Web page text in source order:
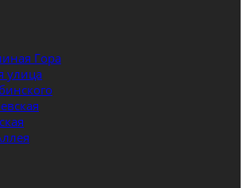
Гора
улица